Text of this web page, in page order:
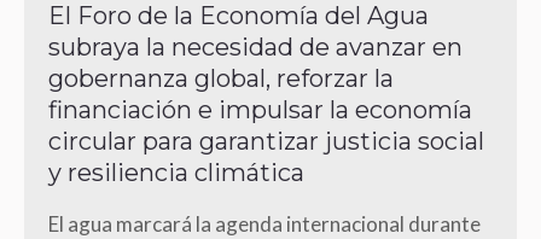
El Foro de la Economía del Agua
subraya la necesidad de avanzar en
gobernanza global, reforzar la
financiación e impulsar la economía
circular para garantizar justicia social
y resiliencia climática
El agua marcará la agenda internacional durante